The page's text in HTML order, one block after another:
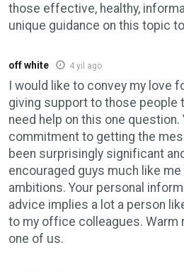
those effective, healthy,
unique guidance on this topic
off white 4 yıl ago
I would like to convey my love
giving support to those people
need help on this one question.
commitment to getting the
been surprisingly significant
encouraged guys much like
ambitions. Your personal
advice implies a lot a person
to my office colleagues. Warm
one of us.